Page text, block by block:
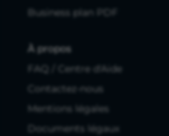
Business plan PDF
À propos
FAQ / Centre d'Aide
Contactez-nous
Mentions légales
Documents légaux